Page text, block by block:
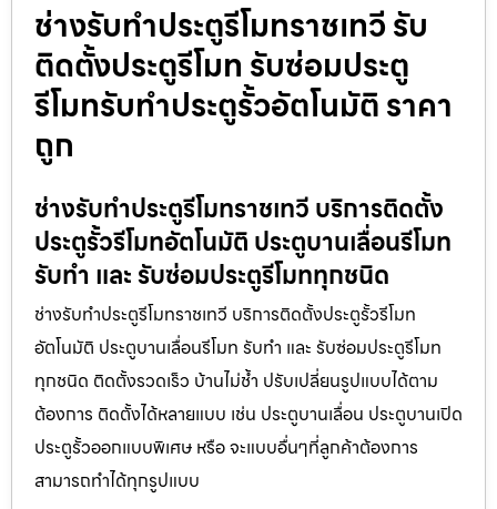
ช่างรับทำประตูรีโมทราชเทวี รับ
ติดตั้งประตูรีโมท รับซ่อมประตู
รีโมทรับทำประตูรั้วอัตโนมัติ ราคา
ถูก
ช่างรับทำประตูรีโมทราชเทวี บริการติดตั้ง
ประตูรั้วรีโมทอัตโนมัติ ประตูบานเลื่อนรีโมท
รับทำ และ รับซ่อมประตูรีโมททุกชนิด
ช่างรับทำประตูรีโมทราชเทวี บริการติดตั้งประตูรั้วรีโมท
อัตโนมัติ ประตูบานเลื่อนรีโมท รับทำ และ รับซ่อมประตูรีโมท
ทุกชนิด ติดตั้งรวดเร็ว บ้านไม่ช้ำ ปรับเปลี่ยนรูปแบบได้ตาม
ต้องการ ติดตั้งได้หลายแบบ เช่น ประตูบานเลื่อน ประตูบานเปิด
ประตูรั้วออกแบบพิเศษ หรือ จะแบบอื่นๆที่ลูกค้าต้องการ
สามารถทำได้ทุกรูปแบบ